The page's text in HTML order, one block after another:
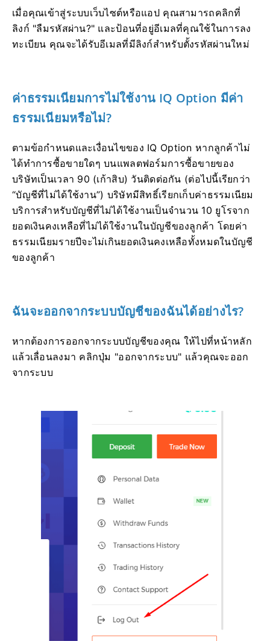
เมื่อคุณเข้าสู่ระบบเว็บไซต์หรือแอป คุณสามารถคลิกที่
ลิงก์ "ลืมรหัสผ่าน?" และป้อนที่อยู่อีเมลที่คุณใช้ในการลง
ทะเบียน คุณจะได้รับอีเมลที่มีลิงก์สำหรับตั้งรหัสผ่านใหม่
ค่าธรรมเนียมการไม่ใช้งาน IQ Option มีค่า
ธรรมเนียมหรือไม่?
ตามข้อกำหนดและเงื่อนไขของ IQ Option หากลูกค้าไม่
ได้ทำการซื้อขายใดๆ บนแพลตฟอร์มการซื้อขายของ
บริษัทเป็นเวลา 90 (เก้าสิบ) วันติดต่อกัน (ต่อไปนี้เรียกว่า
“บัญชีที่ไม่ได้ใช้งาน”) บริษัทมีสิทธิ์เรียกเก็บค่าธรรมเนียม
บริการสำหรับบัญชีที่ไม่ได้ใช้งานเป็นจำนวน 10 ยูโรจาก
ยอดเงินคงเหลือที่ไม่ได้ใช้งานในบัญชีของลูกค้า โดยค่า
ธรรมเนียมรายปีจะไม่เกินยอดเงินคงเหลือทั้งหมดในบัญชี
ของลูกค้า
ฉันจะออกจากระบบบัญชีของฉันได้อย่างไร?
หากต้องการออกจากระบบบัญชีของคุณ ให้ไปที่หน้าหลัก
แล้วเลื่อนลงมา คลิกปุ่ม "ออกจากระบบ" แล้วคุณจะออก
จากระบบ